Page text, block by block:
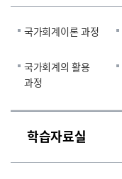
국가회계이론 과정
국가회계의 활용
과정
학습자료실